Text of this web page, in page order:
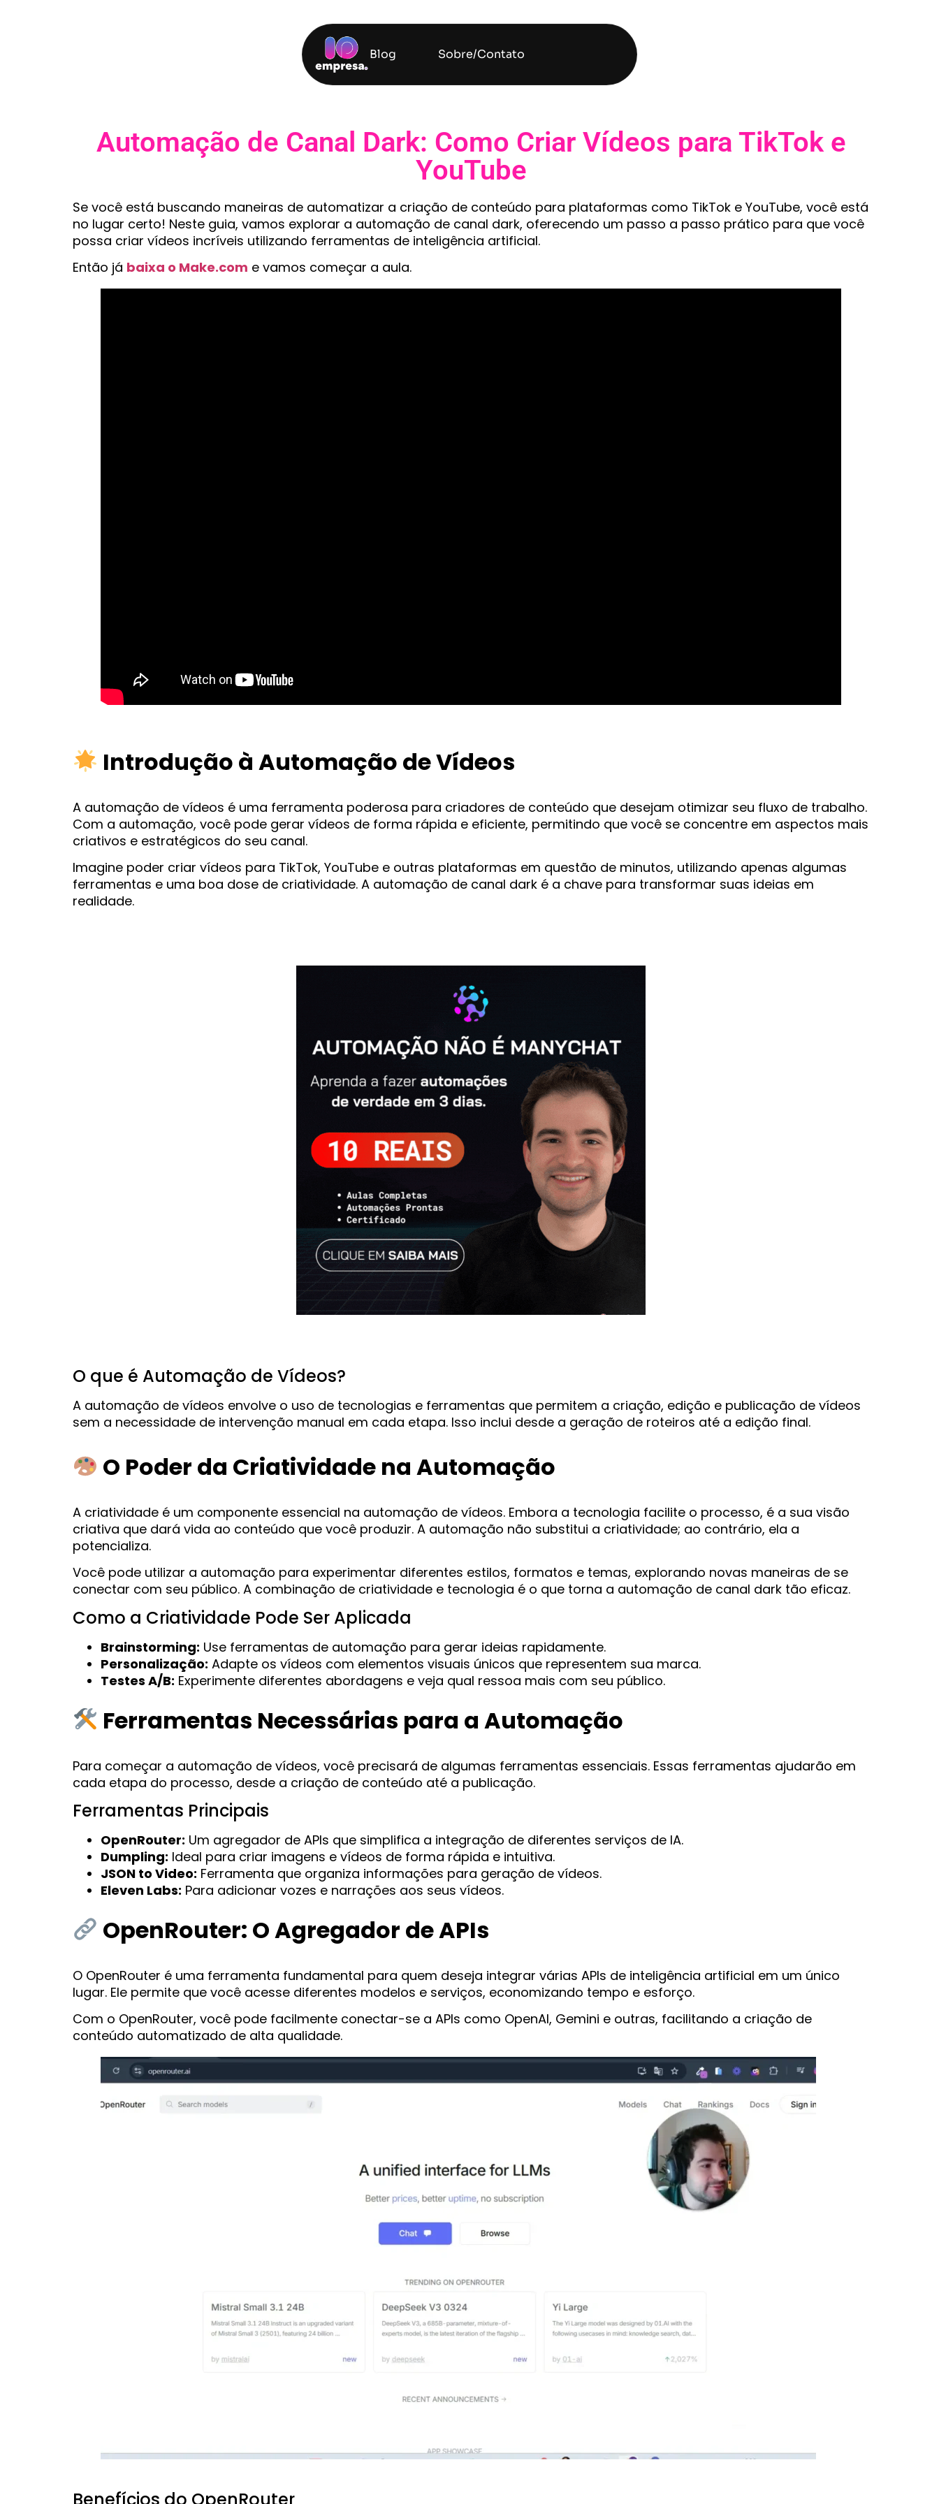
Blog Sobre/Contato
Automação de Canal Dark: Como Criar Vídeos para TikTok e
YouTube
Se você está buscando maneiras de automatizar a criação de conteúdo para plataformas como TikTok e YouTube, você está
no lugar certo! Neste guia, vamos explorar a automação de canal dark, oferecendo um passo a passo prático para que você
possa criar vídeos incríveis utilizando ferramentas de inteligência artificial.
Então já baixa o Make.com e vamos começar a aula.
Introdução à Automação de Vídeos
A automação de vídeos é uma ferramenta poderosa para criadores de conteúdo que desejam otimizar seu fluxo de trabalho.
Com a automação, você pode gerar vídeos de forma rápida e eficiente, permitindo que você se concentre em aspectos mais
criativos e estratégicos do seu canal.
Imagine poder criar vídeos para TikTok, YouTube e outras plataformas em questão de minutos, utilizando apenas algumas
ferramentas e uma boa dose de criatividade. A automação de canal dark é a chave para transformar suas ideias em
realidade.
O que é Automação de Vídeos?
A automação de vídeos envolve o uso de tecnologias e ferramentas que permitem a criação, edição e publicação de vídeos
sem a necessidade de intervenção manual em cada etapa. Isso inclui desde a geração de roteiros até a edição final.
O Poder da Criatividade na Automação
A criatividade é um componente essencial na automação de vídeos. Embora a tecnologia facilite o processo, é a sua visão
criativa que dará vida ao conteúdo que você produzir. A automação não substitui a criatividade; ao contrário, ela a
potencializa.
Você pode utilizar a automação para experimentar diferentes estilos, formatos e temas, explorando novas maneiras de se
conectar com seu público. A combinação de criatividade e tecnologia é o que torna a automação de canal dark tão eficaz.
Como a Criatividade Pode Ser Aplicada
Brainstorming: Use ferramentas de automação para gerar ideias rapidamente.
Personalização: Adapte os vídeos com elementos visuais únicos que representem sua marca.
Testes A/B: Experimente diferentes abordagens e veja qual ressoa mais com seu público.
Ferramentas Necessárias para a Automação
Para começar a automação de vídeos, você precisará de algumas ferramentas essenciais. Essas ferramentas ajudarão em
cada etapa do processo, desde a criação de conteúdo até a publicação.
Ferramentas Principais
OpenRouter: Um agregador de APIs que simplifica a integração de diferentes serviços de IA.
Dumpling: Ideal para criar imagens e vídeos de forma rápida e intuitiva.
JSON to Video: Ferramenta que organiza informações para geração de vídeos.
Eleven Labs: Para adicionar vozes e narrações aos seus vídeos.
OpenRouter: O Agregador de APIs
O OpenRouter é uma ferramenta fundamental para quem deseja integrar várias APIs de inteligência artificial em um único
lugar. Ele permite que você acesse diferentes modelos e serviços, economizando tempo e esforço.
Com o OpenRouter, você pode facilmente conectar-se a APIs como OpenAI, Gemini e outras, facilitando a criação de
conteúdo automatizado de alta qualidade.